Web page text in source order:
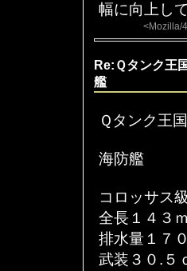
幅に向上し
<Mozilla/
Re:Ｑタンク王
艦
Ｑタンク王
海防艦
コロッサス
全長１４３ｍ
排水量１７
武装３０.５